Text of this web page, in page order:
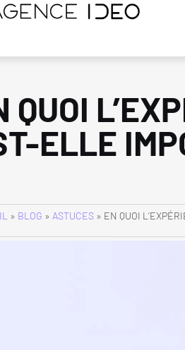
QUOI
ELLE
» BLOG » ASTUCES » EN QUOI